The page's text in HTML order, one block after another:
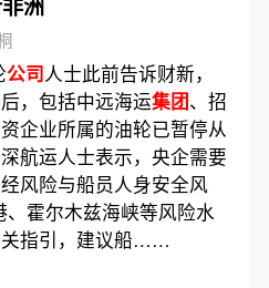
洲
公司人士此前告诉财新，
，包括中远海运集团、招
企业所属的油轮已暂停从
航运人士表示，央企需要
风险与船员人身安全风
、霍尔木兹海峡等风险水
关指引，建议船……